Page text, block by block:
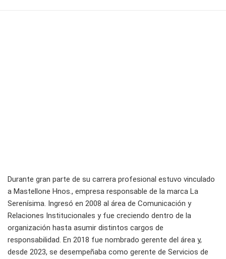
Durante gran parte de su carrera profesional estuvo vinculado
a Mastellone Hnos., empresa responsable de la marca La
Serenísima. Ingresó en 2008 al área de Comunicación y
Relaciones Institucionales y fue creciendo dentro de la
organización hasta asumir distintos cargos de
responsabilidad. En 2018 fue nombrado gerente del área y,
desde 2023, se desempeñaba como gerente de Servicios de